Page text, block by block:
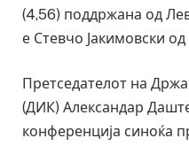
(4,56) поддржана од
е Стевчо Јакимовски
Претседателот на
(ДИК) Александар
конференција синоќа